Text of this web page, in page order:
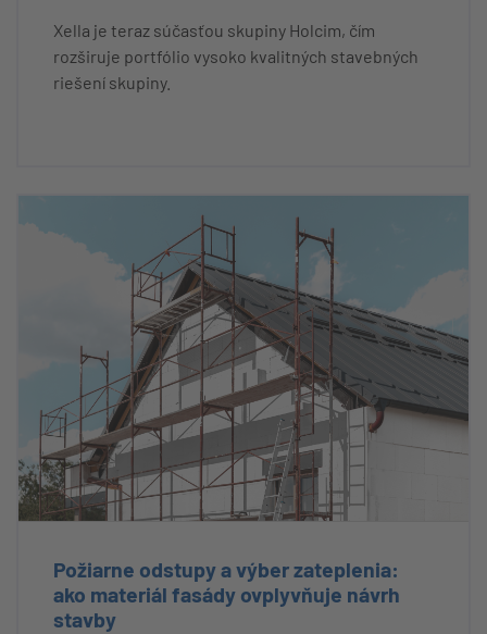
Xella je teraz súčasťou skupiny Holcim, čím
rozširuje portfólio vysoko kvalitných stavebných
riešení skupiny.
Požiarne odstupy a výber zateplenia:
ako materiál fasády ovplyvňuje návrh
stavby